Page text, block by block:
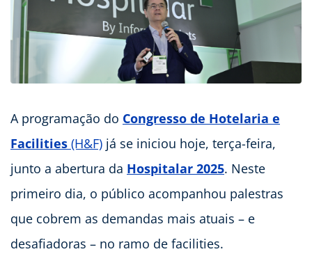
A programação do Congresso de Hotelaria e
Facilities (H&F) já se iniciou hoje, terça-feira,
junto a abertura da Hospitalar 2025. Neste
primeiro dia, o público acompanhou palestras
que cobrem as demandas mais atuais – e
desafiadoras – no ramo de facilities.